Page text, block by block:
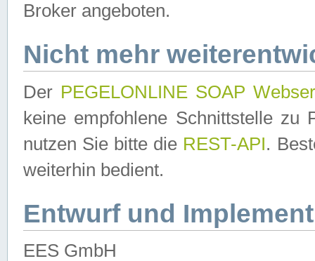
Broker angeboten.
Nicht mehr
Der PEGELONLINE SOAP
keine empfohlene Schnittstelle zu
nutzen Sie bitte die REST-API.
weiterhin bedient.
Entwurf und
EES GmbH